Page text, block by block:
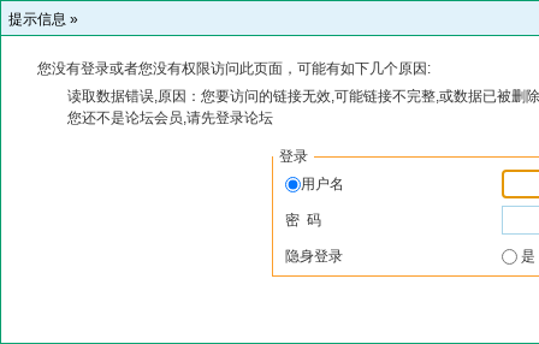
提示信息 »
您没有登录或者您没有权限访问此页面，可能有如下几个原因:
读取数据错误,原因：您要访问的链接无效,可能链接不完整,或数据已被删
您还不是论坛会员,请先登录论坛
登录
用户名
密 码
隐身登录